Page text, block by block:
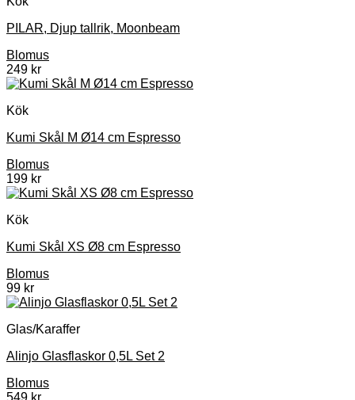
PILAR, Djup tallrik, Moonbeam
Blomus
249 kr
Kök
Kumi Skål M Ø14 cm Espresso
Blomus
199 kr
Kök
Kumi Skål XS Ø8 cm Espresso
Blomus
99 kr
Glas/Karaffer
Alinjo Glasflaskor 0,5L Set 2
Blomus